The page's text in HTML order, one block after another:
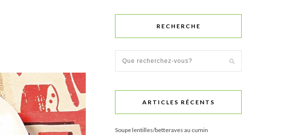
RECHERCHE
ARTICLES RÉCENTS
Soupe lentilles/betteraves au cumin